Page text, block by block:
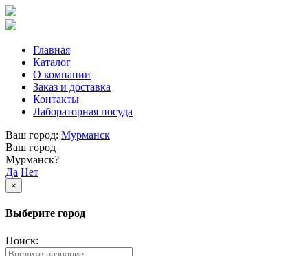
Главная
Каталог
О компании
Заказ и доставка
Контакты
Лабораторная посуда
Ваш город: Мурманск
Ваш город
Мурманск?
Да Нет
×
Выберите город
Поиск: